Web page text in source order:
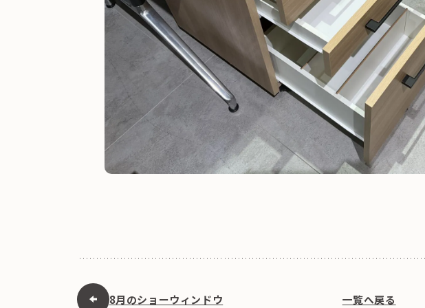
8月のショーウィンドウ 一覧へ戻る